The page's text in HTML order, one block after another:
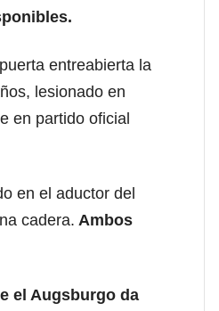
entreabierta la
lesionado en
en partido oficial
en el aductor del
cadera. Ambos
el Augsburgo da